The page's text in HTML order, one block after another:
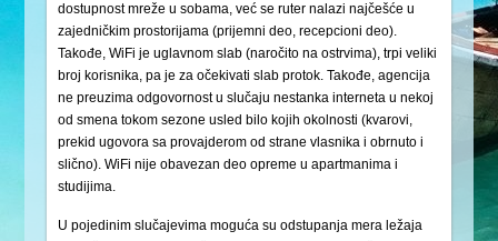
dostupnost mreže u sobama, već se ruter nalazi najčešće u
zajedničkim prostorijama (prijemni deo, recepcioni deo).
Takođe, WiFi je uglavnom slab (naročito na ostrvima), trpi veliki
broj korisnika, pa je za očekivati slab protok. Takođe, agencija
ne preuzima odgovornost u slučaju nestanka interneta u nekoj
od smena tokom sezone usled bilo kojih okolnosti (kvarovi,
prekid ugovora sa provajderom od strane vlasnika i obrnuto i
slično). WiFi nije obavezan deo opreme u apartmanima i
studijima.
U pojedinim slučajevima moguća su odstupanja mera ležaja